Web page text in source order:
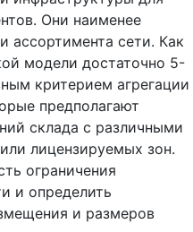
Они наименее
ассортимента сети. Как
модели достаточно 5-
критерием агрегации
предполагают
склада с различными
лицензируемых зон.
ограничения
и определить
и размеров